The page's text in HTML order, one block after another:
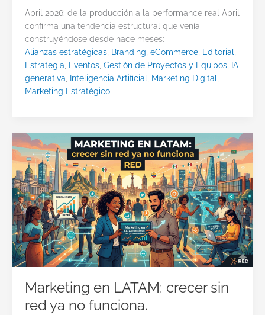
Abril 2026: de la producción a la performance real Abril
confirma una tendencia estructural que venía
construyéndose desde hace meses:
Alianzas estratégicas, Branding, eCommerce, Editorial,
Estrategia, Eventos, Gestión de Proyectos y Equipos, IA
generativa, Inteligencia Artificial, Marketing Digital,
Marketing Estratégico
Marketing en LATAM: crecer sin
red ya no funciona.